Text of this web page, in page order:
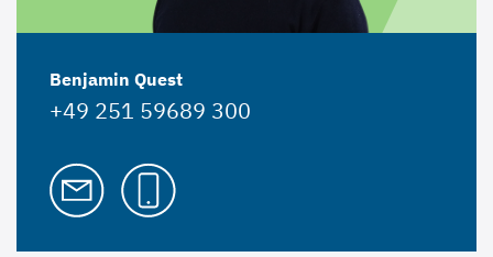
Benjamin Quest
+49 251 59689 300